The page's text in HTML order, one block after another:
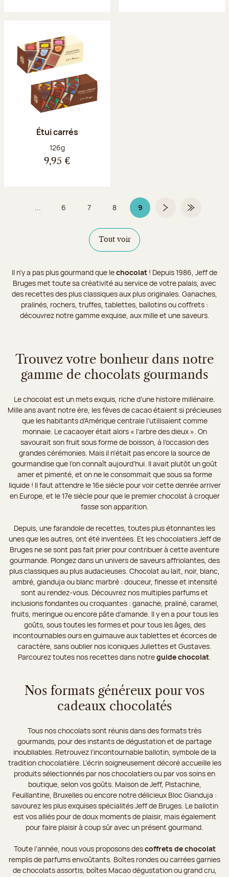
Étui carrés
Poids net :
126g
9,95 €
... Page
6 Page
7 Page
8 9Page 9 sur 9Page suivante
Dernière
Tout voir
Il n’y a pas plus gourmand que lechocolat ! Depuis 1986, Jeff de
Bruges met toute sa créativité au service de votre palais, avec
des recettes des plus classiques aux plus originales. Ganaches,
pralinés, rochers, truffes, tablettes, ballotins ou coffrets :
découvrez notre gamme exquise, aux mille et une saveurs.
Trouvez votre bonheur dans notre
gamme de chocolats gourmands
Le chocolat est un mets exquis, riche d’une histoire millénaire.
Mille ans avant notre ère, les fèves de cacao étaient si précieuses
que les habitants d’Amérique centrale l’utilisaient comme
monnaie. Le cacaoyer était alors « l’arbre des dieux ». On
savourait son fruit sous forme de boisson, à l’occasion des
grandes cérémonies. Mais il n’était pas encore la source de
gourmandise que l’on connaît aujourd’hui. Il avait plutôt un goût
amer et pimenté, et on ne le consommait que sous sa forme
liquide ! Il faut attendre le 16e siècle pour voir cette denrée arriver
en Europe, et le 17e siècle pour que le premier chocolat à croquer
fasse son apparition.
Depuis, une farandole de recettes, toutes plus étonnantes les
unes que les autres, ont été inventées. Et les chocolatiers Jeff de
Bruges ne se sont pas fait prier pour contribuer à cette aventure
gourmande. Plongez dans un univers de saveurs affriolantes, des
plus classiques au plus audacieuses. Chocolat au lait, noir, blanc,
ambré, gianduja ou blanc marbré : douceur, finesse et intensité
sont au rendez-vous. Découvrez nos multiples parfums et
inclusions fondantes ou croquantes : ganache, praliné, caramel,
fruits, meringue ou encore pâte d’amande. Il y en a pour tous les
goûts, sous toutes les formes et pour tous les âges, des
incontournables ours en guimauve aux tablettes et écorces de
caractère, sans oublier nos iconiques Juliettes et Gustaves.
Parcourez toutes nos recettes dans notreguide chocolat
Nos formats généreux pour vos
cadeaux chocolatés
Tous nos chocolats sont réunis dans des formats très
gourmands, pour des instants de dégustation et de partage
inoubliables. Retrouvez l’incontournable ballotin, symbole de la
tradition chocolatière. L’écrin soigneusement décoré accueille les
produits sélectionnés par nos chocolatiers ou par vos soins en
boutique, selon vos goûts. Maison de Jeff, Pistachine,
Feuillantine, Bruxelles ou encore notre délicieux Bloc Gianduja :
savourez les plus exquises spécialités Jeff de Bruges. Le ballotin
est vos alliés pour de doux moments de plaisir, mais également
pour faire plaisir à coup sûr avec un présent gourmand.
Toute l’année, nous vous proposons descoffrets de chocolat
remplis de parfums envoûtants. Boîtes rondes ou carrées garnies
de chocolats assortis, boîtes Macao dégustation ou grand cru,